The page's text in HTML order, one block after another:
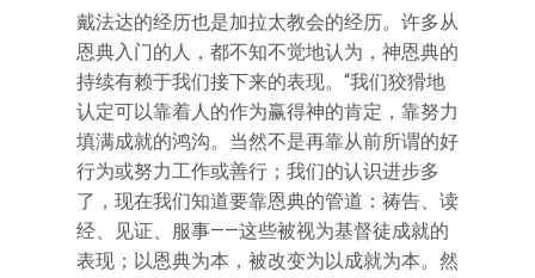
戴法达的经历也是加拉太教会的经历。许多从
恩典入门的人，都不知不觉地认为，神恩典的
持续有赖于我们接下来的表现。“我们狡猾地
认定可以靠着人的作为赢得神的肯定，靠努力
填满成就的鸿沟。当然不是再靠从前所谓的好
行为或努力工作或善行；我们的认识进步多
了，现在我们知道要靠恩典的管道：祷告、读
经、见证、服事——这些被视为基督徒成就的
表现；以恩典为本，被改变为以成就为本。然